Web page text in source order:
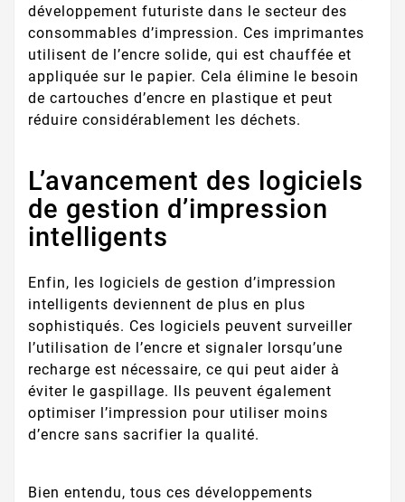
développement futuriste dans le secteur des
consommables d’impression. Ces imprimantes
utilisent de l’encre solide, qui est chauffée et
appliquée sur le papier. Cela élimine le besoin
de cartouches d’encre en plastique et peut
réduire considérablement les déchets.
L’avancement des logiciels
de gestion d’impression
intelligents
Enfin, les logiciels de gestion d’impression
intelligents deviennent de plus en plus
sophistiqués. Ces logiciels peuvent surveiller
l’utilisation de l’encre et signaler lorsqu’une
recharge est nécessaire, ce qui peut aider à
éviter le gaspillage. Ils peuvent également
optimiser l’impression pour utiliser moins
d’encre sans sacrifier la qualité.
Bien entendu, tous ces développements